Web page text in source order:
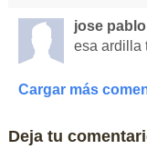
jose pablo
esa ardilla
Cargar más
Deja tu